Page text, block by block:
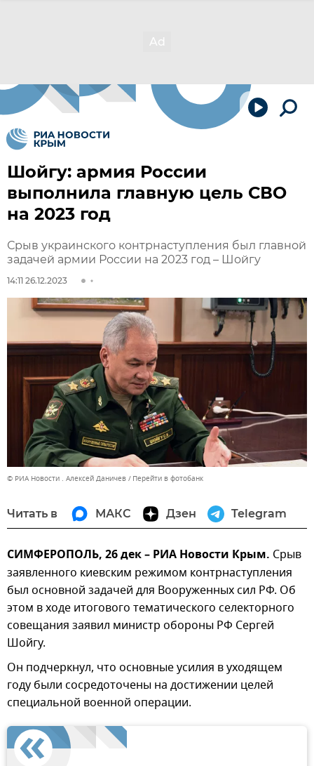
Шойгу: армия России
выполнила главную цель СВО
на 2023 год
Срыв украинского контрнаступления был главной
задачей армии России на 2023 год – Шойгу
14:11 26.12.2023
© РИА Новости . Алексей Даничев Перейти в фотобанк
Читать в МАКС Дзен Telegram
СИМФЕРОПОЛЬ, 26 дек – РИА Новости Крым. Срыв
заявленного киевским режимом контрнаступления
был основной задачей для Вооруженных сил РФ. Об
этом в ходе итогового тематического селекторного
совещания заявил министр обороны РФ Сергей
Шойгу.
Он подчеркнул, что основные усилия в уходящем
году были сосредоточены на достижении целей
специальной военной операции.